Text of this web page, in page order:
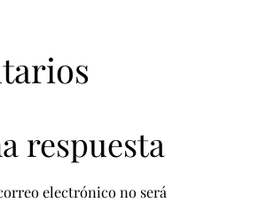
respuesta
electrónico no será